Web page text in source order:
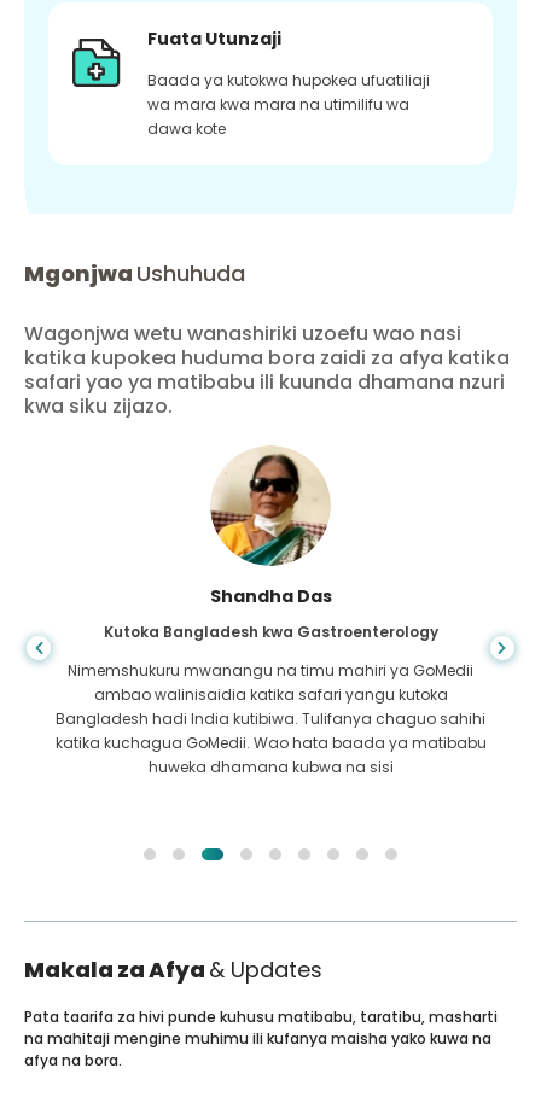
Fuata Utunzaji
Baada ya kutokwa hupokea ufuatiliaji
wa mara kwa mara na utimilifu wa
dawa kote
Mgonjwa Ushuhuda
Wagonjwa wetu wanashiriki uzoefu wao nasi
katika kupokea huduma bora zaidi za afya katika
safari yao ya matibabu ili kuunda dhamana nzuri
kwa siku zijazo.
Shandha Das
Kutoka Bangladesh kwa Gastroenterology
Nimemshukuru mwanangu na timu mahiri ya GoMedii
ambao walinisaidia katika safari yangu kutoka
Bangladesh hadi India kutibiwa. Tulifanya chaguo sahihi
katika kuchagua GoMedii. Wao hata baada ya matibabu
huweka dhamana kubwa na sisi
Makala za Afya & Updates
Pata taarifa za hivi punde kuhusu matibabu, taratibu, masharti
na mahitaji mengine muhimu ili kufanya maisha yako kuwa na
afya na bora.